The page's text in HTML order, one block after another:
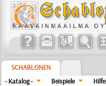
SCHABLONEN
- Katalog -
Beispiele Hilfe